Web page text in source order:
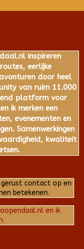
inspireren
eerlijke
door heel
van ruim 11.000
platform voor
ik merken een
evenementen en
Samenwerkingen
kwaliteit
gerust contact op en
betekenen.
en ik